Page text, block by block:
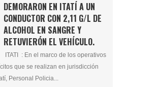
DEMORARON EN ITATÍ A UN
CONDUCTOR CON 2,11 G/L DE
ALCOHOL EN SANGRE Y
RETUVIERÓN EL VEHÍCULO.
ITATI : En el marco de los operativos
que se realizan en jurisdicción
Personal Policia...